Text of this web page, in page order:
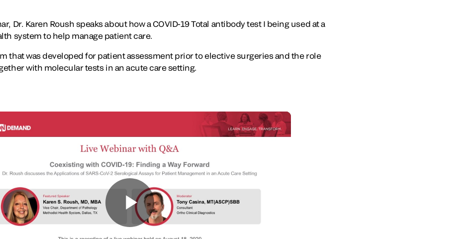
Dr. Karen Roush speaks about how a COVID-19 Total antibody test I being used at a
system to help manage patient care.
that was developed for patient assessment prior to elective surgeries and the role
with molecular tests in an acute care setting.